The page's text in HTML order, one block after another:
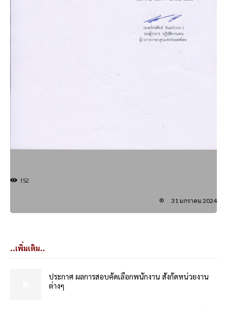
152
31 มกราคม 2024
..เพิ่มเติม..
ประกาศ ผลการสอบคัดเลือกพนักงาน สังกัดหน่วยงาน
ต่างๆ